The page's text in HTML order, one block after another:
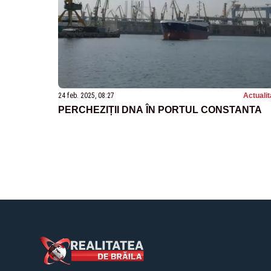
24 feb. 2025, 08:27
PERCHEZIȚII DNA ÎN PORTUL CONSTANTA